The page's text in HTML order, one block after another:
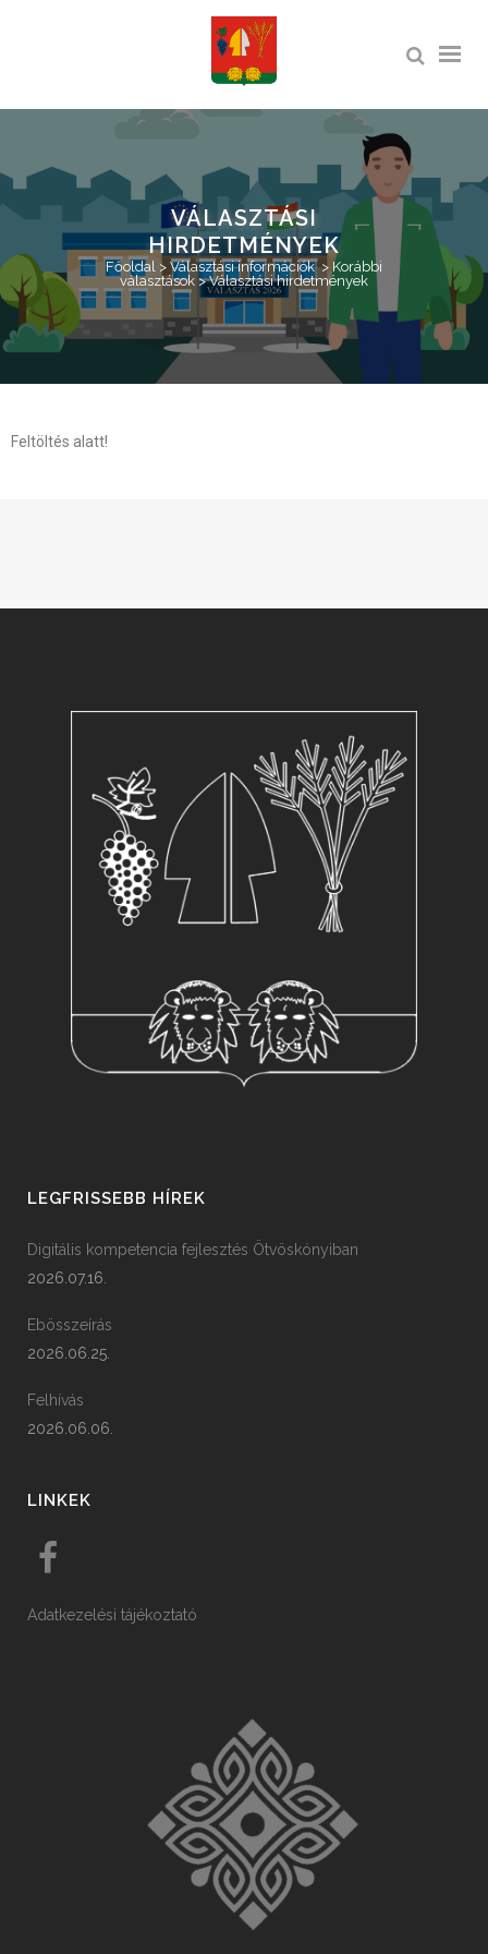
VÁLASZTÁSI
HIRDETMÉNYEK
Főoldal > Választási információk > Korábbi
választások >Választási hirdetmények
Feltöltés alatt!
LEGFRISSEBB HÍREK
Digitális kompetencia fejlesztés Ötvöskónyiban
2026.07.16.
Ebösszeírás
2026.06.25.
Felhívás
2026.06.06.
LINKEK
Adatkezelési tájékoztató